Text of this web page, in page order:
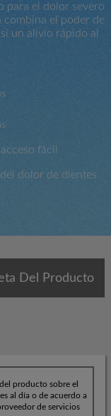
para el dolor severo
combina el poder de
un alivio rápido al
fácil
dolor de dientes
Del Producto
producto sobre el
al día o de acuerdo a
de servicios